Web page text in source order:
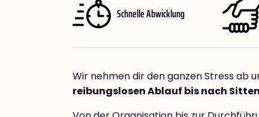
Schnelle Abwicklung
Wir nehmen dir den ganzen Stress ab
reibungslosen Ablauf bis nach